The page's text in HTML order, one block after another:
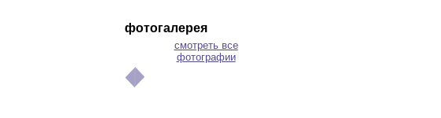
фотогалерея
смотреть все
фотографии